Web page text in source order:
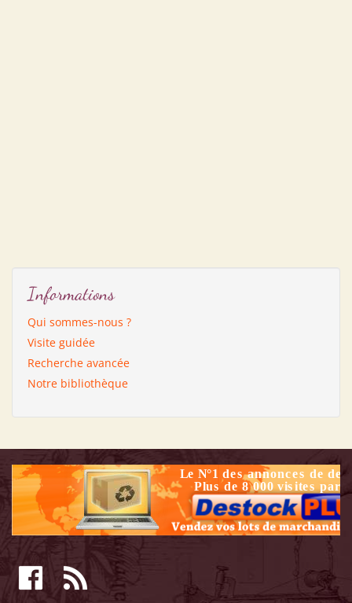
Informations
Qui sommes-nous ?
Visite guidée
Recherche avancée
Notre bibliothèque